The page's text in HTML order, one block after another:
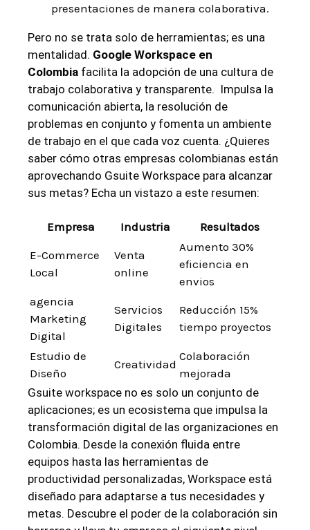
presentaciones de‍ manera colaborativa.
Pero no se trata solo de herramientas; es una
mentalidad. Google Workspace en
Colombia ‍facilita la adopción de una cultura ‌de
trabajo colaborativa y ‌transparente. ⁢ Impulsa ⁢la
comunicación‍ abierta, la resolución ⁢de
problemas en conjunto y fomenta un ambiente
de⁣ trabajo en el que cada ‌voz⁤ cuenta. ¿Quieres
saber cómo otras empresas colombianas están
aprovechando ​Gsuite Workspace para alcanzar‌
sus​ metas? Echa un vistazo a este resumen:
Empresa Industria Resultados
E-Commerce
Local
Venta
online
Aumento ‍30%
⁢eficiencia en
envios
agencia
Marketing⁢
Digital
Servicios⁢
Digitales
Reducción ⁤15%
tiempo proyectos
Estudio de
‌Diseño
Creatividad
Colaboración
mejorada
Gsuite workspace no‌ es solo un conjunto de
aplicaciones; es un ecosistema que impulsa ‍la
⁤transformación digital de ​las ⁤organizaciones en
Colombia. Desde ⁤la conexión⁢ fluida entre
equipos hasta las herramientas de
productividad personalizadas, Workspace⁤ está
diseñado para⁣ adaptarse a tus necesidades y
metas. Descubre‌ el‍ poder⁤ de la colaboración sin